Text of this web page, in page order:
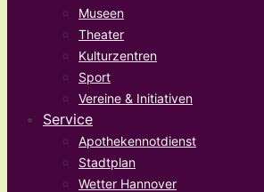
Museen
Theater
Kulturzentren
Sport
Vereine & Initiativen
Service
Apothekennotdienst
Stadtplan
Wetter Hannover